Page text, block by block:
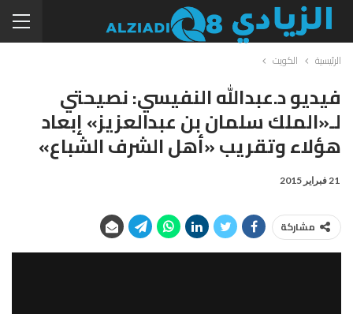
الرئيسية الكويت
فيديو د.عبدالله النفيسي: نصيحتي
لـ«الملك سلمان بن عبدالعزيز» إبعاد
هؤلاء وتقريب «أهل الشرف الشباع»
21 فبراير 2015
مشاركة